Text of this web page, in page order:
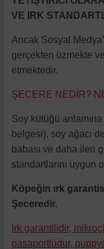
VE IRK
Ancak Sosyal
gerçekten üzmekte
etmektedir.
ŞECERE NEDİR?
Soy kütüğü
belgesi), soy ağacı
babası ve daha ileri
standartlarını uygun
Köpeğin ırk
Şeceredir.
Irk garantilidir,
pasaportludur,